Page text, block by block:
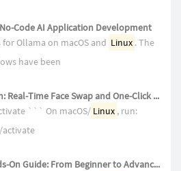
Code AI Application Development
Ollama on macOS and Linux . The
have been
How to use Deep Live Cam: Real-Time Face Swap and One-Click Video Deepfake with a Single Image
``` On macOS/ Linux , run:
The Ultimate FLUX.1 Hands-On Guide: From Beginner to Advanced with LoRA and ControlNet